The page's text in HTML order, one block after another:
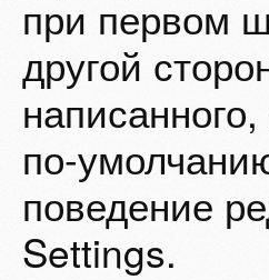
при первом
другой
по-
поведение
Settings.